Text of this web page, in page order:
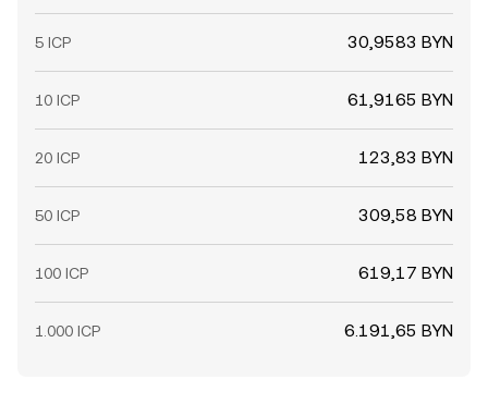
5 ICP 30,9583 BYN
10 ICP 61,9165 BYN
20 ICP 123,83 BYN
50 ICP 309,58 BYN
100 ICP 619,17 BYN
1.000 ICP 6.191,65 BYN